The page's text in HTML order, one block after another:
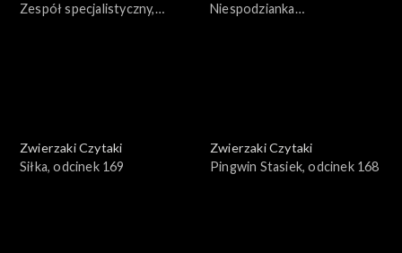
Zespół specjalistyczny,
Niespodzianka
Zwierzaki Czytaki
Siłka, odcinek 169
Zwierzaki Czytaki
Pingwin Stasiek, odcinek 168